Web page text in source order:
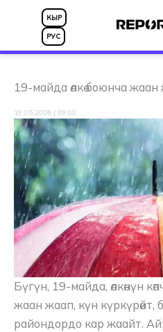
КЫР
РУС
19-майда өлкө боюнча
19.05.2026 | 09:00
Бүгүн, 19-майда, өлкөнүн
жаан жаап, күн күркүрөйт,
райондордо кар жаайт.